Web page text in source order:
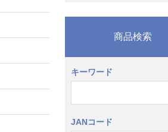
商品検索
キーワード
JANコード